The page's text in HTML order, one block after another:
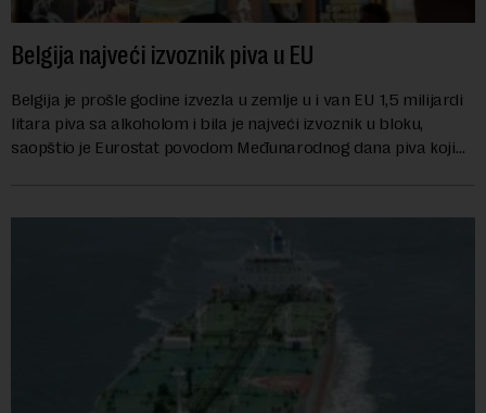
Belgija najveći izvoznik piva u EU
Belgija je prošle godine izvezla u zemlje u i van EU 1,5 milijardi
litara piva sa alkoholom i bila je najveći izvoznik u bloku,
saopštio je Eurostat povodom Međunarodnog dana piva koji